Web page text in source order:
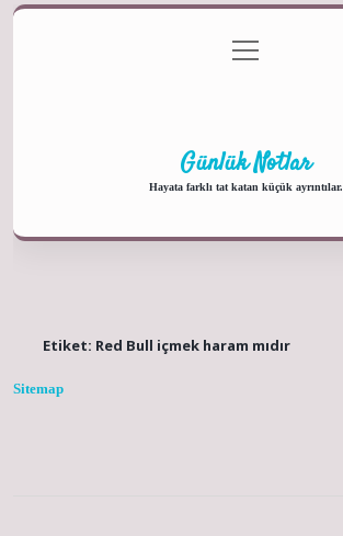
Gizlilik Politikası
menüyü
aç
Günlük Notlar
Hayata farklı tat katan küçük ayrıntılar.
Etiket: Red Bull içmek haram mıdır
Sitemap